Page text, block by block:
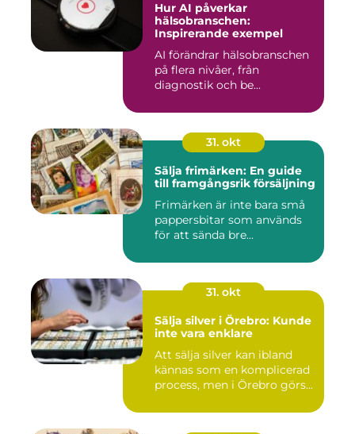
Hur AI påverkar
hälsobranschen:
Inspirerande exempel
AI förändrar hälsobranschen
på flera nivåer, från
diagnostik och be...
31. okt
Sälja frimärken: En guide
till framgångsrik försäljning
Frimärken är inte bara små
pappersbitar som används
för att sända bre...
31. okt
Sälja silver i Örebro: Kunde
inte vara enklare
Att sälja silver kan ibland
kännas som en komplicerad
process, men i Örebro görs...